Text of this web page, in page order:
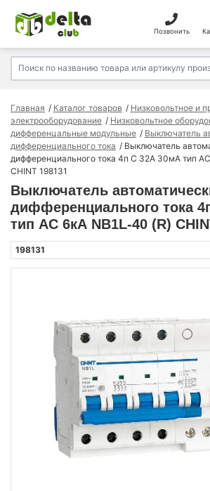
Позвонить
Главная Каталог товаров
Низковольтное и
электрооборудование
Низковольтное
дифференцальные модульные
Выключатель
дифференциального тока
Выключатель
дифференциального тока 4п C 32А 30мА тип
CHINT 198131
Выключатель
дифференциального тока
тип AC 6кА NB1L-40 (R)
198131